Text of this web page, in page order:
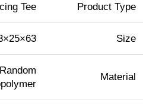
Product Type
Tee
Size
63×25×63 mm
Material